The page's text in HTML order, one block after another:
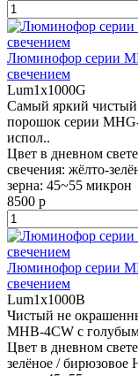
Люминофор серии
свечением
Lum1x1000G
Самый яркий
порошок серии
испол..
Цвет в дневном
свечения: жёлто-
зерна: 45~55 микрон
8500 р
Люминофор серии
свечением
Lum1x1000B
Чистый не
MHB-4CW с
Цвет в дневном
зелёное / бирюзовое